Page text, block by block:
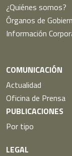
¿Quiénes somos?
Órganos de
Información
COMUNICACIÓN
Actualidad
Oficina de Prensa
PUBLICACIONES
Por tipo
LEGAL